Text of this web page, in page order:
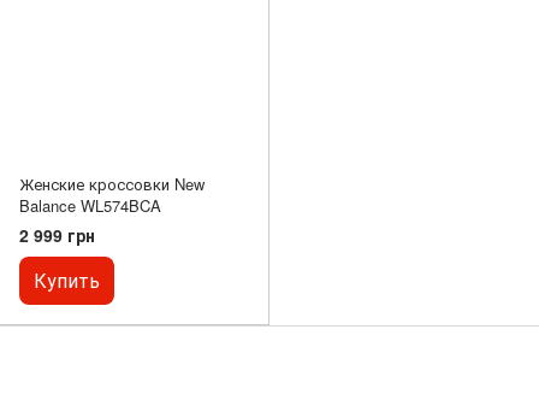
Женские кроссовки New
Balance WL574BCA
2 999 грн
Купить